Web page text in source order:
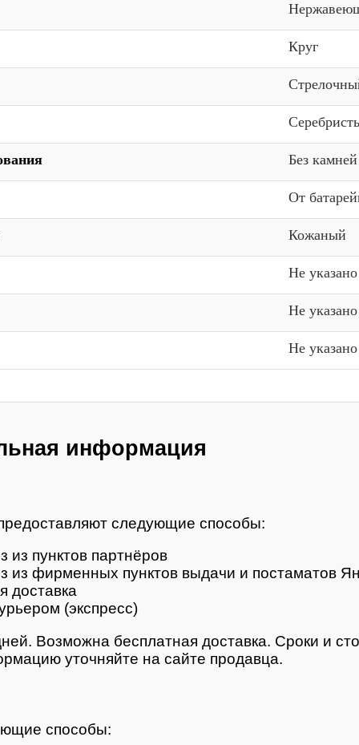
Круг
Без камней
От
Кожаный
Не указано
Не указано
Не указано
информация
следующие способы:
из пунктов партнёров
из фирменных пунктов выдачи и постаматов
доставка
(экспресс)
Возможна бесплатная доставка. Сроки и
уточняйте на сайте продавца.
способы: